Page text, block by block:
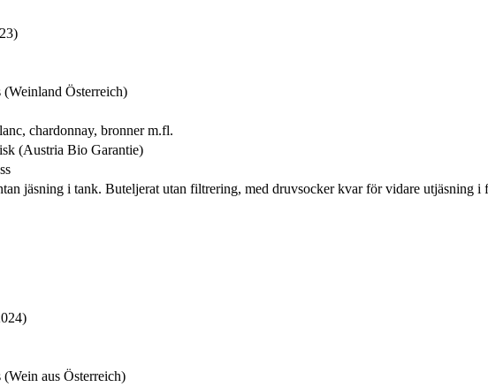
Österreich)
chardonnay, bronner m.fl.
(Austria Bio Garantie)
jäsning i tank. Buteljerat utan filtrering, med druvsocker kvar för vidare utjäsning
aus Österreich)